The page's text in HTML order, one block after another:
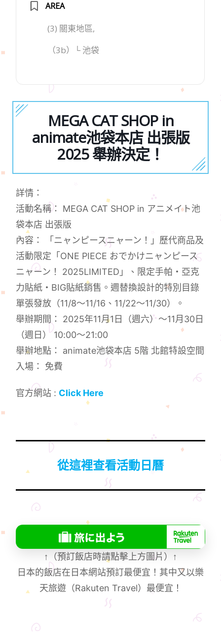
AREA
(3) 關東地區,
（3b）└ 池袋
MEGA CAT SHOP in
animate池袋本店 出張版
2025 舉辦決定！
詳情：
活動名稱： MEGA CAT SHOP in アニメイト池
袋本店 出張版
內容： 「ニャンピースニャーン！」歷代商品及
活動限定「ONE PIECE おでかけニャンピース
ニャーン！ 2025LIMITED」、限定手帕・亞克
力貼紙・BIG貼紙銷售。週替換設計的特別目錄
單張發放（11/8～11/16、11/22～11/30）。
舉辦期間： 2025年11月1日（週六）～11月30日
（週日） 10:00～21:00
舉辦地點： animate池袋本店 5階 北館特設空間
入場： 免費
官方網站 : Click Here
從這裡查看活動日曆
↑ （預訂飯店時請點擊上方圖片） ↑
日本的飯店在日本網站預訂最便宜！其中又以樂
天旅遊（Rakuten Travel）最便宜！